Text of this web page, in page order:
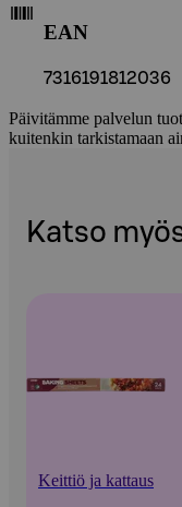
EAN
7316191812036
Päivitämme palvelun
kuitenkin tarkistamaan
Katso
Keittiö ja kattaus